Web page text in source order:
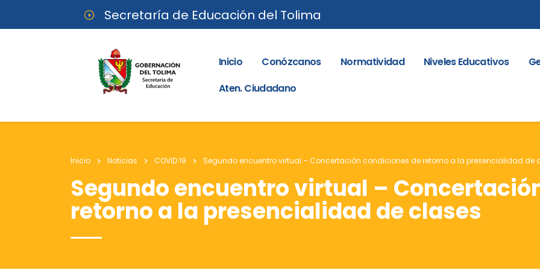
Secretaría de Educación del Tolima
Inicio Conózcanos Normatividad Niveles Educativos
Aten. Ciudadano
Inicio Noticias COVID 19 Segundo encuentro virtual – Concertación condiciones de retorno a la presencialidad de
Segundo encuentro virtual –
retorno a la presencialidad de clases